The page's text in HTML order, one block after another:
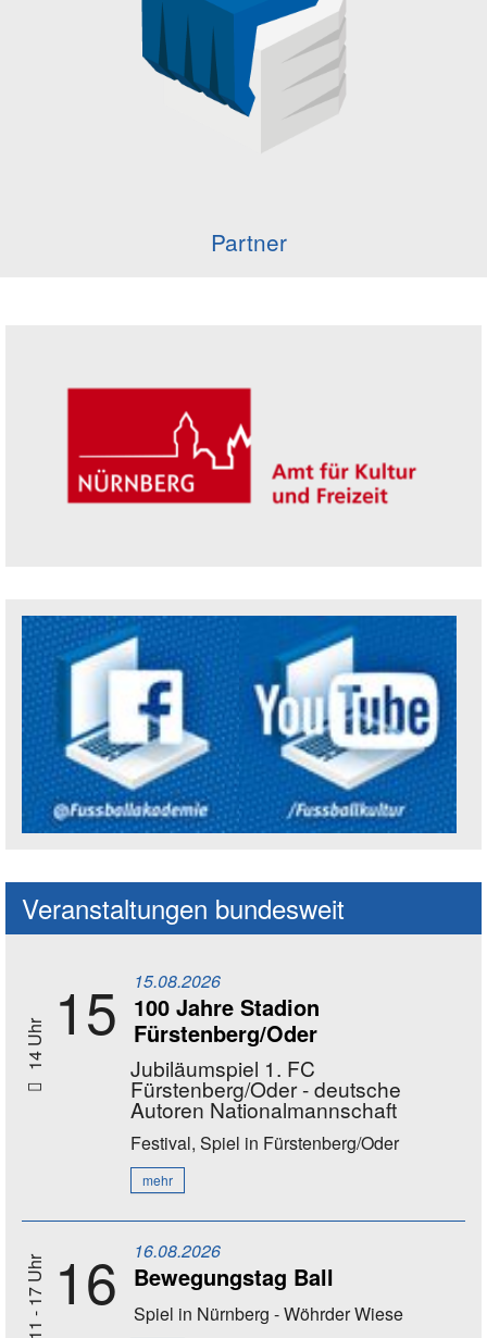
Partner
Veranstaltungen bundesweit
14 Uhr 15 15.08.2026
100 Jahre Stadion
Fürstenberg/Oder
Jubiläumspiel 1. FC
Fürstenberg/Oder - deutsche
Autoren Nationalmannschaft
Festival, Spiel in Fürstenberg/Oder
mehr
11 - 17 Uhr 16 16.08.2026
Bewegungstag Ball
Spiel in Nürnberg - Wöhrder Wiese